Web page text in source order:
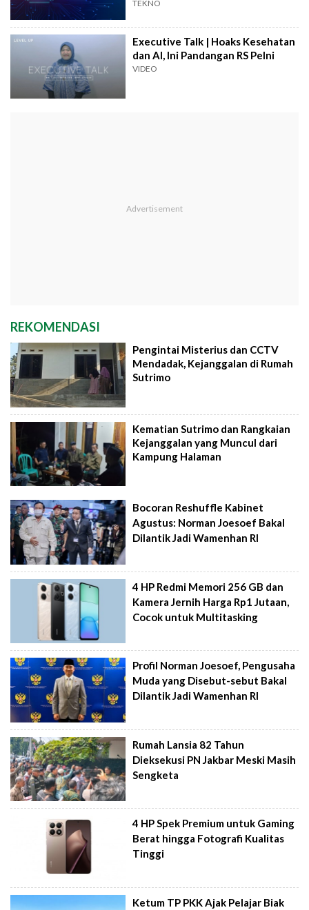
Pencarian Google
TEKNO
Executive Talk | Hoaks Kesehatan
dan AI, Ini Pandangan RS Pelni
VIDEO
REKOMENDASI
Pengintai Misterius dan CCTV
Mendadak, Kejanggalan di Rumah
Sutrimo
Kematian Sutrimo dan Rangkaian
Kejanggalan yang Muncul dari
Kampung Halaman
Bocoran Reshuffle Kabinet
Agustus: Norman Joesoef Bakal
Dilantik Jadi Wamenhan RI
4 HP Redmi Memori 256 GB dan
Kamera Jernih Harga Rp1 Jutaan,
Cocok untuk Multitasking
Profil Norman Joesoef, Pengusaha
Muda yang Disebut-sebut Bakal
Dilantik Jadi Wamenhan RI
Rumah Lansia 82 Tahun
Dieksekusi PN Jakbar Meski Masih
Sengketa
4 HP Spek Premium untuk Gaming
Berat hingga Fotografi Kualitas
Tinggi
Ketum TP PKK Ajak Pelajar Biak